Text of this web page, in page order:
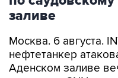
Москва. 6 августа.
Аденском заливе
телеканал CNN со
движения.